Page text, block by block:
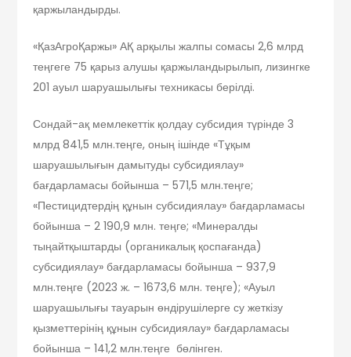
қаржыландырды.
«ҚазАгроҚаржы» АҚ арқылы жалпы сомасы 2,6 млрд
теңгеге 75 қарыз алушы қаржыландырылып, лизингке
201 ауыл шаруашылығы техникасы берілді.
Сондай-ақ мемлекеттік қолдау субсидия түрінде 3
млрд 841,5 млн.теңге, оның ішінде «Тұқым
шаруашылығын дамытуды субсидиялау»
бағдарламасы бойынша – 571,5 млн.теңге;
«Пестицидтердің құнын субсидиялау» бағдарламасы
бойынша – 2 190,9 млн. теңге; «Минералды
тыңайтқыштарды (органикалық қоспағанда)
субсидиялау» бағдарламасы бойынша – 937,9
млн.теңге (2023 ж. – 1673,6 млн. теңге); «Ауыл
шаруашылығы тауарын өндірушілерге су жеткізу
қызметтерінің құнын субсидиялау» бағдарламасы
бойынша – 141,2 млн.теңге бөлінген.